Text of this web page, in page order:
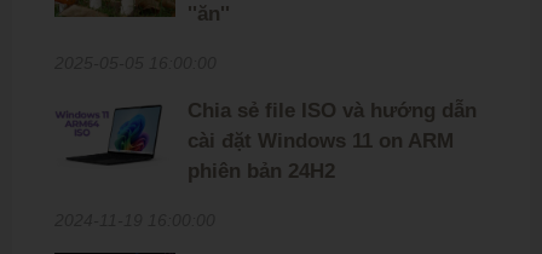
''ăn''
Chia sẻ file ISO và hướng dẫn
cài đặt Windows 11 on ARM
phiên bản 24H2